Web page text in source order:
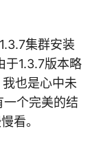
集群安装
1.3.7版本略
也是心中未
一个完美的结
看。